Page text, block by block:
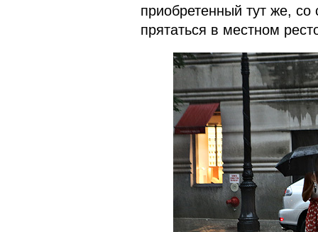
приобретенный тут же,
прятаться в местном